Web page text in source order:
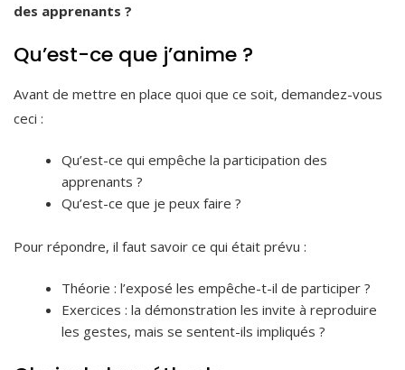
des apprenants ?
Qu’est-ce que j’anime ?
Avant de mettre en place quoi que ce soit, demandez-vous
ceci :
Qu’est-ce qui empêche la participation des
apprenants ?
Qu’est-ce que je peux faire ?
Pour répondre, il faut savoir ce qui était prévu :
Théorie : l’exposé les empêche-t-il de participer ?
Exercices : la démonstration les invite à reproduire
les gestes, mais se sentent-ils impliqués ?